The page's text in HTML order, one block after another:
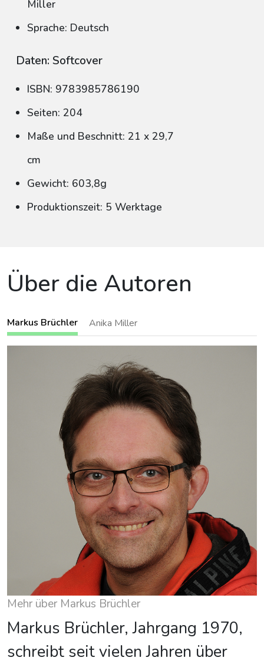
Miller
Sprache: Deutsch
Daten: Softcover
ISBN: 9783985786190
Seiten: 204
Maße und Beschnitt: 21 x 29,7
cm
Gewicht: 603,8g
Produktionszeit: 5 Werktage
Über die Autoren
Markus Brüchler Anika Miller
Mehr über Markus Brüchler
Markus Brüchler, Jahrgang 1970,
schreibt seit vielen Jahren über